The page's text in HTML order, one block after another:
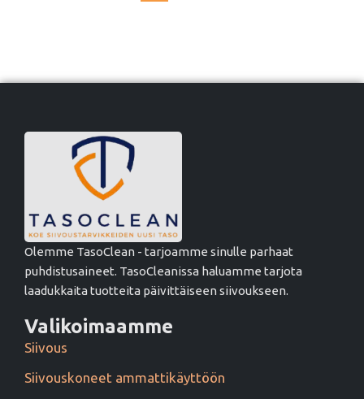
Olemme TasoClean - tarjoamme sinulle parhaat
puhdistusaineet. TasoCleanissa haluamme tarjota
laadukkaita tuotteita päivittäiseen siivoukseen.
Valikoimaamme
Siivous
Siivouskoneet ammattikäyttöön